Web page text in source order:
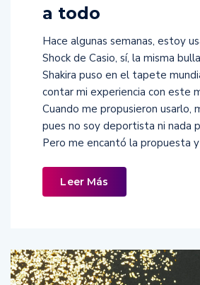
a todo
Hace algunas semanas, estoy
Shock de Casio, sí, la misma
Shakira puso en el tapete
contar mi experiencia con este
Cuando me propusieron usarlo,
pues no soy deportista ni nada
Pero me encantó la propuesta
Leer Más